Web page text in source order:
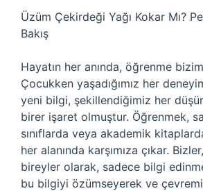
Üzüm Çekirdeği Yağı Kokar Mı?
Bakış
Hayatın her anında, öğrenme
Çocukken yaşadığımız her
yeni bilgi, şekillendiğimiz her
birer işaret olmuştur. Öğrenmek,
sınıflarda veya akademik
her alanında karşımıza çıkar.
bireyler olarak, sadece bilgi
bu bilgiyi özümseyerek ve